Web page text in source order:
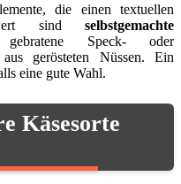
die einen textuellen
sind selbstgemachte
Speck- oder
gerösteten Nüssen. Ein
eine gute Wahl.
Käsesorte